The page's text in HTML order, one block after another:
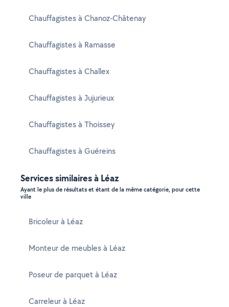
Chauffagistes à Chanoz-Châtenay
Chauffagistes à Ramasse
Chauffagistes à Challex
Chauffagistes à Jujurieux
Chauffagistes à Thoissey
Chauffagistes à Guéreins
Services similaires à Léaz
Ayant le plus de résultats et étant de la même catégorie, pour cette
ville
Bricoleur à Léaz
Monteur de meubles à Léaz
Poseur de parquet à Léaz
Carreleur à Léaz